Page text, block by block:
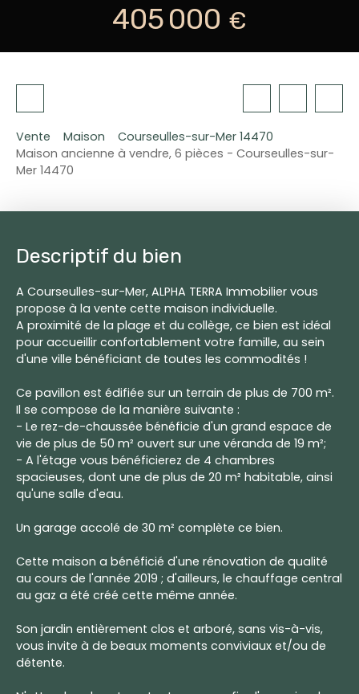
405 000 €
Vente Maison
Courseulles-sur-Mer 14470
Maison ancienne à vendre, 6 pièces - Courseulles-sur-
Mer 14470
Descriptif du bien
A Courseulles-sur-Mer, ALPHA TERRA Immobilier vous
propose à la vente cette maison individuelle.
A proximité de la plage et du collège, ce bien est idéal
pour accueillir confortablement votre famille, au sein
d'une ville bénéficiant de toutes les commodités !
Ce pavillon est édifiée sur un terrain de plus de 700 m².
Il se compose de la manière suivante :
- Le rez-de-chaussée bénéficie d'un grand espace de
vie de plus de 50 m² ouvert sur une véranda de 19 m²;
- A l'étage vous bénéficierez de 4 chambres
spacieuses, dont une de plus de 20 m² habitable, ainsi
qu'une salle d'eau.
Un garage accolé de 30 m² complète ce bien.
Cette maison a bénéficié d'une rénovation de qualité
au cours de l'année 2019 ; d'ailleurs, le chauffage central
au gaz a été créé cette même année.
Son jardin entièrement clos et arboré, sans vis-à-vis,
vous invite à de beaux moments conviviaux et/ou de
détente.